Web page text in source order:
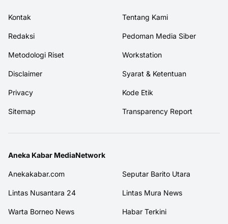
Kontak Tentang Kami
Redaksi Pedoman Media Siber
Metodologi Riset Workstation
Disclaimer Syarat & Ketentuan
Privacy Kode Etik
Sitemap Transparency Report
Aneka Kabar MediaNetwork
Anekakabar.com Seputar Barito Utara
Lintas Nusantara 24 Lintas Mura News
Warta Borneo News Habar Terkini